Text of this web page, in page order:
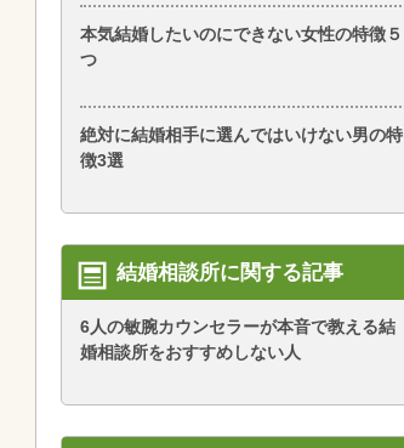
本気結婚したいのにできない女性の特徴５
つ
絶対に結婚相手に選んではいけない男の特
徴3選
結婚相談所に関する記事
6人の敏腕カウンセラーが本音で教える結
婚相談所をおすすめしない人